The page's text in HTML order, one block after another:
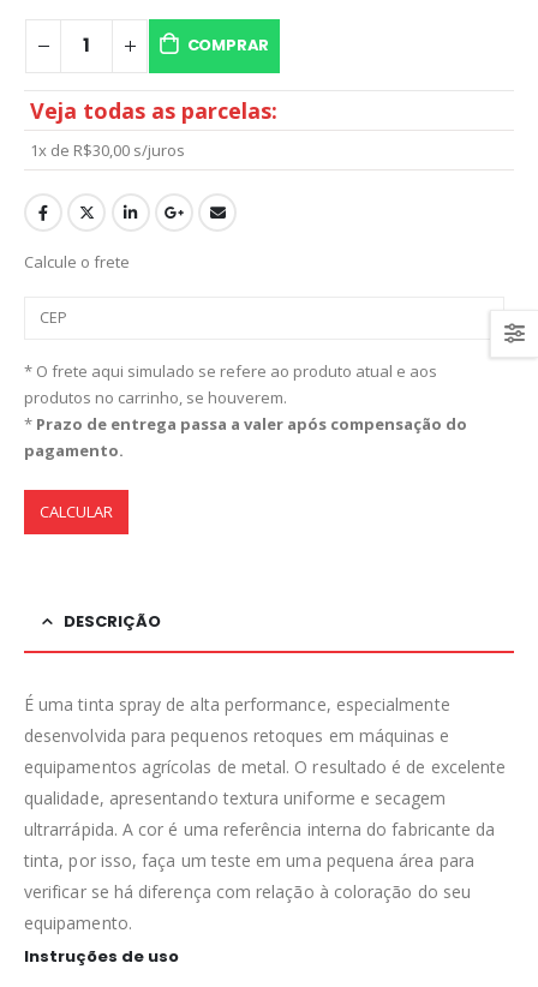
COMPRAR
Veja todas as parcelas:
1x de R$30,00 s/juros
Calcule o frete
* O frete aqui simulado se refere ao produto atual e aos
produtos no carrinho, se houverem.
* Prazo de entrega passa a valer após compensação do
pagamento.
CALCULAR
DESCRIÇÃO
É uma tinta spray de alta performance, especialmente
desenvolvida para pequenos retoques em máquinas e
equipamentos agrícolas de metal. O resultado é de excelente
qualidade, apresentando textura uniforme e secagem
ultrarrápida. A cor é uma referência interna do fabricante da
tinta, por isso, faça um teste em uma pequena área para
verificar se há diferença com relação à coloração do seu
equipamento.
Instruções de uso